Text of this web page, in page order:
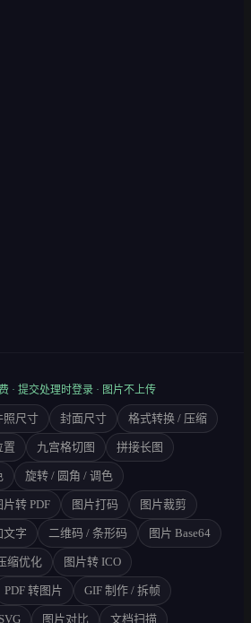
· 提交处理时登录 · 图片不上传
照尺寸 封面尺寸 格式转换 / 压缩
置 九宫格切图 拼接长图
旋转 / 圆角 / 调色
片转 PDF 图片打码 图片裁剪
文字 二维码 / 条形码 图片 Base64
缩优化 图片转 ICO
PDF 转图片 GIF 制作 / 拆帧
图片对比 文档扫描